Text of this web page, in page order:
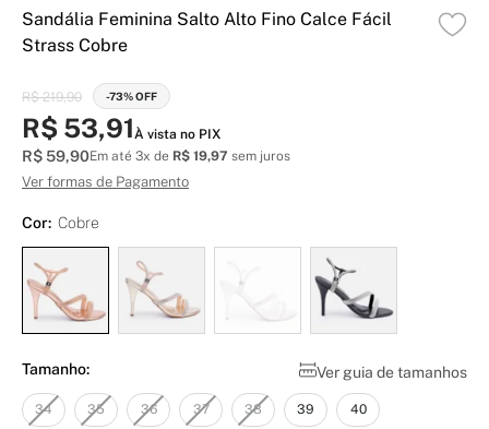
Sandália Feminina Salto Alto Fino Calce Fácil
Strass Cobre
R$ 219,90 -73% OFF
R$ 53,91À vista no PIX
R$ 59,90Em até 3x de R$ 19,97 sem juros
Ver formas de Pagamento
Cor: Cobre
Ver guia de tamanhos
Tamanho:
34 35 36 37 38 39 40